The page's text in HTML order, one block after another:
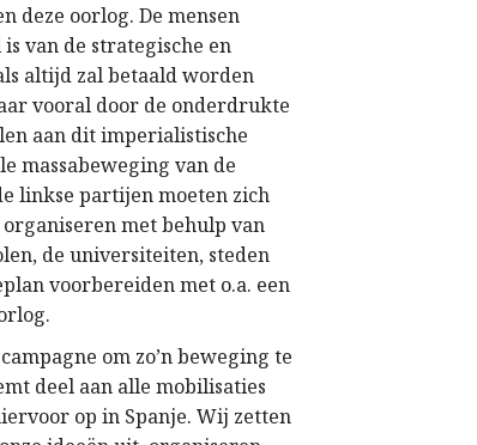
deze oorlog. De mensen
van de strategische en
altijd zal betaald worden
vooral door de onderdrukte
aan dit imperialistische
massabeweging van de
linkse partijen moeten zich
met behulp van
de universiteiten, steden
voorbereiden met o.a. een
om zo’n beweging te
deel aan alle mobilisaties
op in Spanje. Wij zetten